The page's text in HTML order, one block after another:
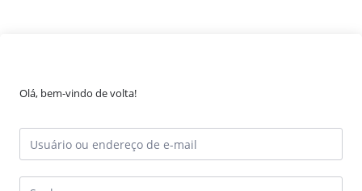
Olá, bem-vindo de volta!